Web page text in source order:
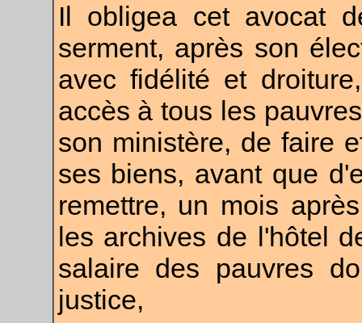
Il obligea cet avocat
serment, après son
avec fidélité et
accès à tous les
son ministère, de faire
ses biens, avant que
remettre, un mois
les archives de l'hôtel
salaire des pauvres
justice,